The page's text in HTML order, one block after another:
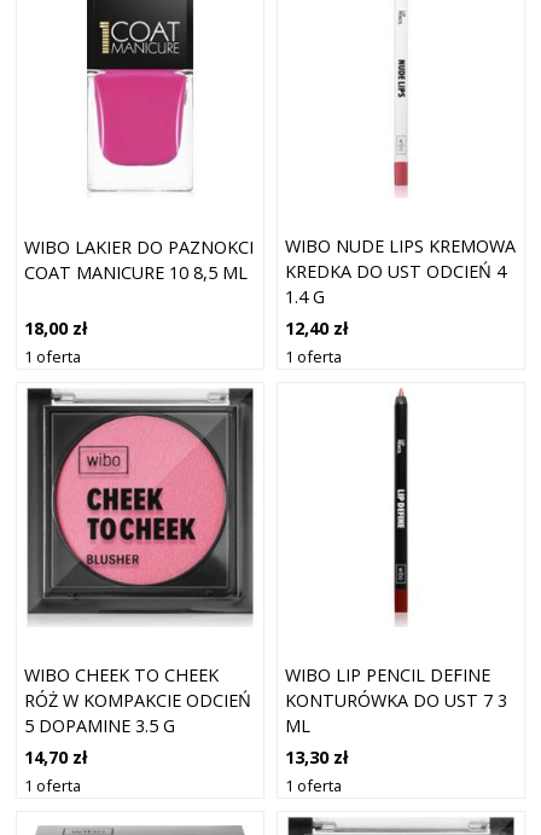
WIBO LAKIER DO PAZNOKCI
COAT MANICURE 10 8,5 ML
18,00 zł
1 oferta
WIBO NUDE LIPS KREMOWA
KREDKA DO UST ODCIEŃ 4
1.4 G
12,40 zł
1 oferta
WIBO CHEEK TO CHEEK
RÓŻ W KOMPAKCIE ODCIEŃ
5 DOPAMINE 3.5 G
14,70 zł
1 oferta
WIBO LIP PENCIL DEFINE
KONTURÓWKA DO UST 7 3
ML
13,30 zł
1 oferta